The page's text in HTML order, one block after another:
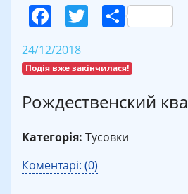
Facebook
Twitter
24/12/2018
Подія вже закінчилася!
Рождественский
Категорія: Тусовки
Коментарі: (0)